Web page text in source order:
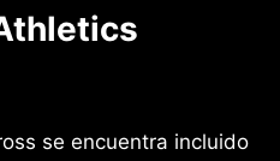
se encuentra incluido